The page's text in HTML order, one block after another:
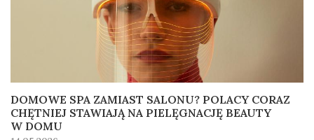
DOMOWE SPA ZAMIAST SALONU? POLACY CORAZ
CHĘTNIEJ STAWIAJĄ NA PIELĘGNACJĘ BEAUTY
W DOMU